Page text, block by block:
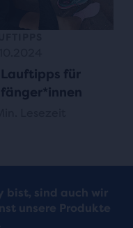
Lauftipps für
bist, sind auch wir
unsere Produkte